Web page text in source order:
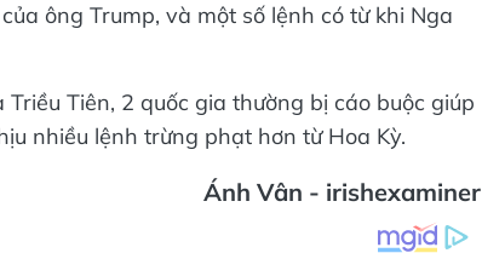
ông Trump, và một số lệnh có từ khi Nga
Tiên, 2 quốc gia thường bị cáo buộc giúp
nhiều lệnh trừng phạt hơn từ Hoa Kỳ.
Ánh Vân - irishexaminer